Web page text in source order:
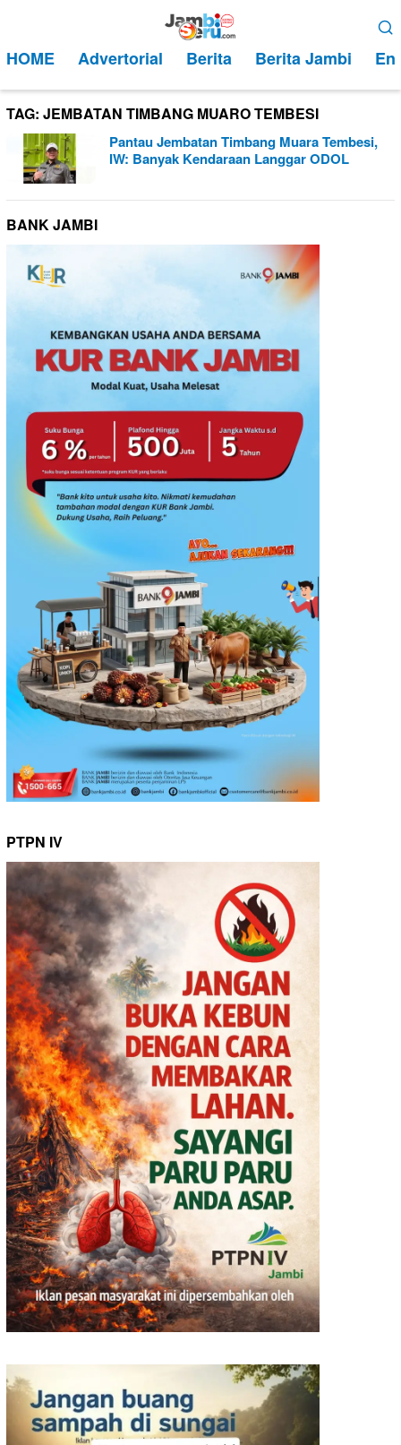
kontenMobile
HOME Advertorial Berita Berita Jambi
TAG: JEMBATAN TIMBANG MUARO TEMBESI
Pantau Jembatan Timbang Muara Tembesi,
IW: Banyak Kendaraan Langgar ODOL
BANK JAMBI
PTPN IV